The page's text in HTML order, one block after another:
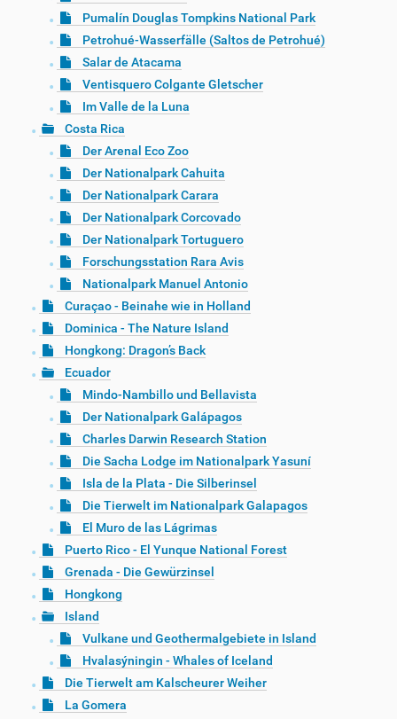
Pumalín Douglas Tompkins National Park
Petrohué-Wasserfälle (Saltos de Petrohué)
Salar de Atacama
Ventisquero Colgante Gletscher
Im Valle de la Luna
Costa Rica
Der Arenal Eco Zoo
Der Nationalpark Cahuita
Der Nationalpark Carara
Der Nationalpark Corcovado
Der Nationalpark Tortuguero
Forschungsstation Rara Avis
Nationalpark Manuel Antonio
Curaçao - Beinahe wie in Holland
Dominica - The Nature Island
Hongkong: Dragon’s Back
Ecuador
Mindo-Nambillo und Bellavista
Der Nationalpark Galápagos
Charles Darwin Research Station
Die Sacha Lodge im Nationalpark Yasuní
Isla de la Plata - Die Silberinsel
Die Tierwelt im Nationalpark Galapagos
El Muro de las Lágrimas
Puerto Rico - El Yunque National Forest
Grenada - Die Gewürzinsel
Hongkong
Island
Vulkane und Geothermalgebiete in Island
Hvalasýningin - Whales of Iceland
Die Tierwelt am Kalscheurer Weiher
La Gomera